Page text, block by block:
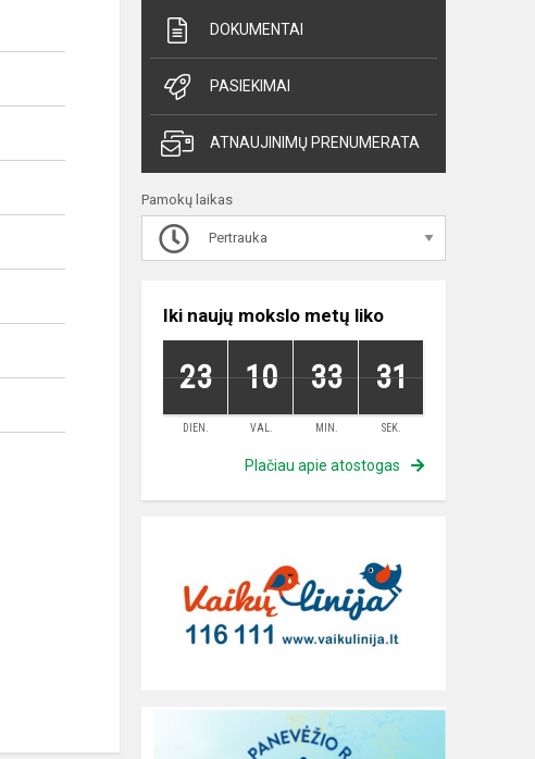
DOKUMENTAI
PASIEKIMAI
ATNAUJINIMŲ PRENUMERATA
Pamokų laikas
Pertrauka
Iki naujų mokslo metų liko
23 10 33 30
DIEN. VAL. MIN. SEK.
Plačiau apie atostogas